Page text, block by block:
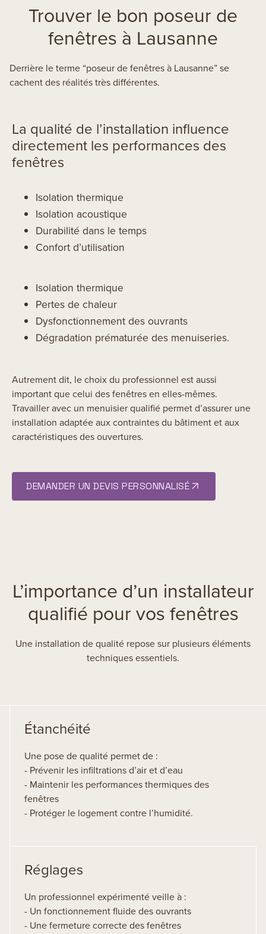
Trouver le bon poseur de
fenêtres à Lausanne
Derrière le terme “poseur de fenêtres à Lausanne” se
cachent des réalités très différentes.
La qualité de l’installation influence
directement les performances des
fenêtres
Isolation thermique
Isolation acoustique
Durabilité dans le temps
Confort d’utilisation
Isolation thermique
Pertes de chaleur
Dysfonctionnement des ouvrants
Dégradation prématurée des menuiseries.
Autrement dit, le choix du professionnel est aussi
important que celui des fenêtres en elles-mêmes.
Travailler avec un menuisier qualifié permet d’assurer une
installation adaptée aux contraintes du bâtiment et aux
caractéristiques des ouvertures.
DEMANDER UN DEVIS PERSONNALISÉ
L’importance d’un installateur
qualifié pour vos fenêtres
Une installation de qualité repose sur plusieurs éléments
techniques essentiels.
Étanchéité
Une pose de qualité permet de :
- Prévenir les infiltrations d’air et d’eau
- Maintenir les performances thermiques des
fenêtres
- Protéger le logement contre l’humidité.
Réglages
Un professionnel expérimenté veille à :
- Un fonctionnement fluide des ouvrants
- Une fermeture correcte des fenêtres